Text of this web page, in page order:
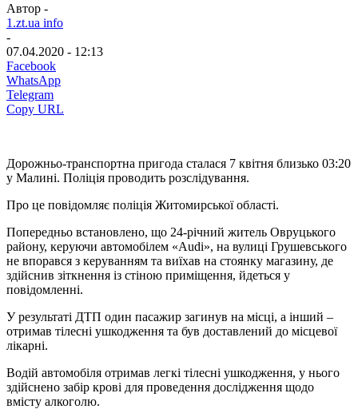
Автор -
1.zt.ua info
-
07.04.2020 - 12:13
Facebook
WhatsApp
Telegram
Copy URL
Дорожньо-транспортна пригода сталася 7 квітня близько 03:20
у Малині. Поліція проводить розслідування.
Про це повідомляє поліція Житомирської області.
Попередньо встановлено, що 24-річний житель Овруцького
району, керуючи автомобілем «Audi», на вулиці Грушевського
не впорався з керуванням та виїхав на стоянку магазину, де
здійснив зіткнення із стіною приміщення, йдеться у
повідомленні.
У результаті ДТП один пасажир загинув на місці, а інший –
отримав тілесні ушкодження та був доставлений до місцевої
лікарні.
Водій автомобіля отримав легкі тілесні ушкодження, у нього
здійснено забір крові для проведення дослідження щодо
вмісту алкоголю.